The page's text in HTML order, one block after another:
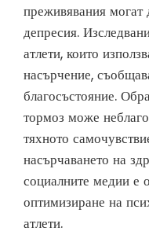
преживявания могат
депресия.
атлети, които
насърчение,
благосъстояние.
тормоз може
тяхното
насърчаването на
социалните медии е
оптимизиране на
атлети.